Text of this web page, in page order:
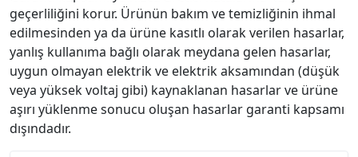
geçerliliğini korur. Ürünün bakım ve temizliğinin ihmal
edilmesinden ya da ürüne kasıtlı olarak verilen hasarlar,
yanlış kullanıma bağlı olarak meydana gelen hasarlar,
uygun olmayan elektrik ve elektrik aksamından (düşük
veya yüksek voltaj gibi) kaynaklanan hasarlar ve ürüne
aşırı yüklenme sonucu oluşan hasarlar garanti kapsamı
dışındadır.